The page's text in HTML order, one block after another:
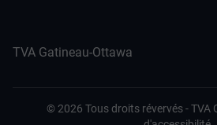
TVA Gatineau-Ottawa
© 2026 Tous droits révervés -TVA